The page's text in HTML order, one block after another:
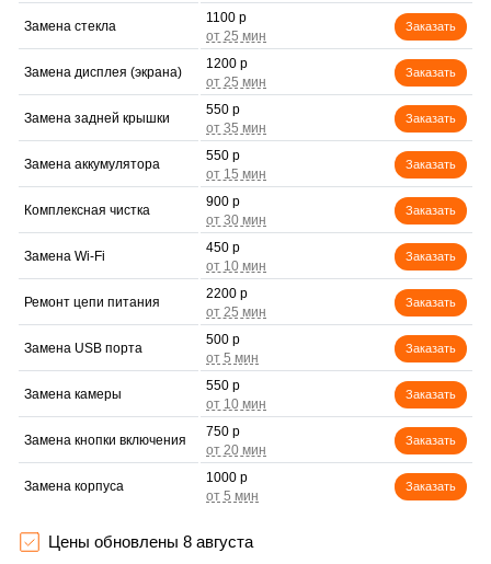
Замена стекла
1100 р
Заказать
Замена дисплея (экрана)
1200 р
Заказать
Замена задней крышки
550 р
Заказать
Замена аккумулятора
550 р
Заказать
Комплексная чистка
900 р
Заказать
Замена Wi-Fi
450 р
Заказать
Ремонт цепи питания
2200 р
Заказать
Замена USB порта
500 р
Заказать
Замена камеры
550 р
Заказать
Замена кнопки включения
750 р
Заказать
Замена корпуса
1000 р
Заказать
Ремонт сим лотка
Цены обновлены 8 августа